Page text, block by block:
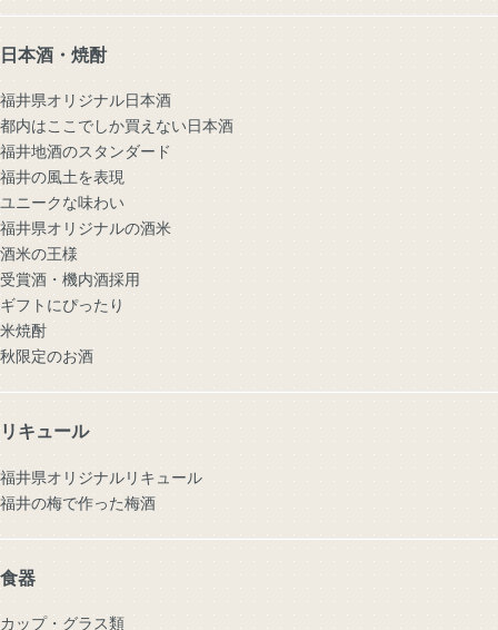
日本酒・焼酎
福井県オリジナル日本酒
都内はここでしか買えない日本酒
福井地酒のスタンダード
福井の風土を表現
ユニークな味わい
福井県オリジナルの酒米
酒米の王様
受賞酒・機内酒採用
ギフトにぴったり
米焼酎
秋限定のお酒
リキュール
福井県オリジナルリキュール
福井の梅で作った梅酒
食器
カップ・グラス類